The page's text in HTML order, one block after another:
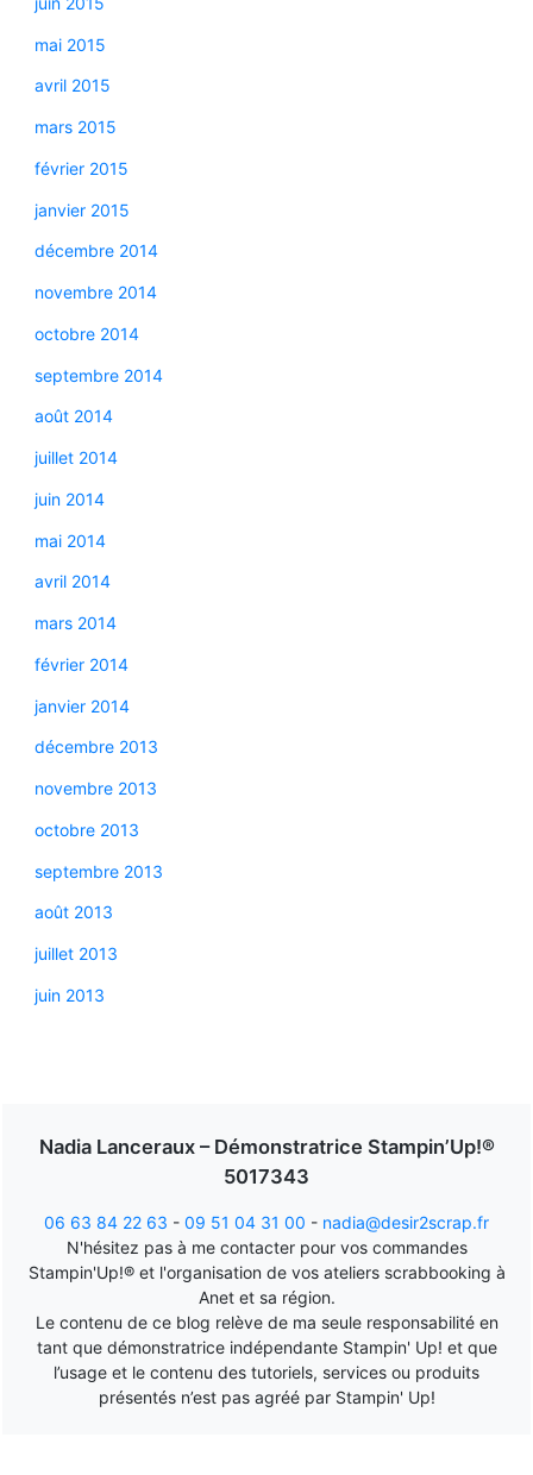
mai 2015
avril 2015
mars 2015
février 2015
janvier 2015
décembre 2014
novembre 2014
octobre 2014
septembre 2014
août 2014
juillet 2014
juin 2014
mai 2014
avril 2014
mars 2014
février 2014
janvier 2014
décembre 2013
novembre 2013
octobre 2013
septembre 2013
août 2013
juillet 2013
juin 2013
Nadia Lanceraux – Démonstratrice Stampin’Up!®
5017343
06 63 84 22 63 - 09 51 04 31 00 - nadia@desir2scrap.fr
N'hésitez pas à me contacter pour vos commandes
Stampin'Up!® et l'organisation de vos ateliers scrabbooking à
Anet et sa région.
Le contenu de ce blog relève de ma seule responsabilité en
tant que démonstratrice indépendante Stampin' Up! et que
l’usage et le contenu des tutoriels, services ou produits
présentés n’est pas agréé par Stampin' Up!